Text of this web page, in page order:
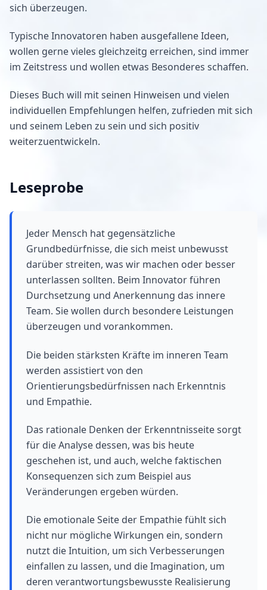
sich überzeugen.
Typische Innovatoren haben ausgefallene Ideen,
wollen gerne vieles gleichzeitg erreichen, sind immer
im Zeitstress und wollen etwas Besonderes schaffen.
Dieses Buch will mit seinen Hinweisen und vielen
individuellen Empfehlungen helfen, zufrieden mit sich
und seinem Leben zu sein und sich positiv
weiterzuentwickeln.
Leseprobe
Jeder Mensch hat gegensätzliche
Grundbedürfnisse, die sich meist unbewusst
darüber streiten, was wir machen oder besser
unterlassen sollten. Beim Innovator führen
Durchsetzung und Anerkennung das innere
Team. Sie wollen durch besondere Leistungen
überzeugen und vorankommen.
Die beiden stärksten Kräfte im inneren Team
werden assistiert von den
Orientierungsbedürfnissen nach Erkenntnis
und Empathie.
Das rationale Denken der Erkenntnisseite sorgt
für die Analyse dessen, was bis heute
geschehen ist, und auch, welche faktischen
Konsequenzen sich zum Beispiel aus
Veränderungen ergeben würden.
Die emotionale Seite der Empathie fühlt sich
nicht nur mögliche Wirkungen ein, sondern
nutzt die Intuition, um sich Verbesserungen
einfallen zu lassen, und die Imagination, um
deren verantwortungsbewusste Realisierung